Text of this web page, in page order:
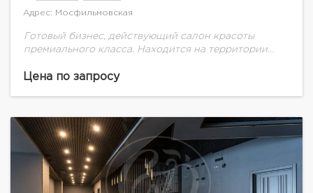
Адрес: Мосфильмовская
Готовый бизнес, действующий салон красоты
премиального класса. Находится на территории
кв.м, имеет отдельный вход. Полностью оснащен
Цена по запросу